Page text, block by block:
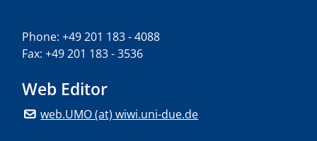
Phone: +49 201 183 - 4088
Fax: +49 201 183 - 3536
Web Editor
web.UMO (at) wiwi.uni-due.de